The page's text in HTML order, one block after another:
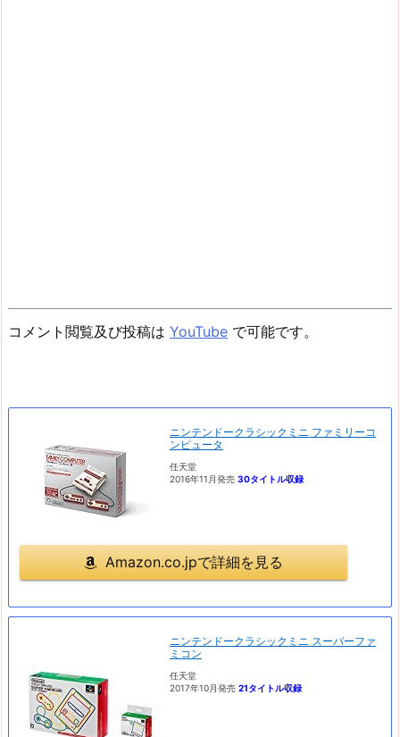
コメント閲覧及び投稿は YouTube で可能です。
ニンテンドークラシックミニ ファミリーコ
ンピュータ
任天堂
2016年11月発売 30タイトル収録
Amazon.co.jpで詳細を見る
ニンテンドークラシックミニ スーパーファ
ミコン
任天堂
2017年10月発売 21タイトル収録